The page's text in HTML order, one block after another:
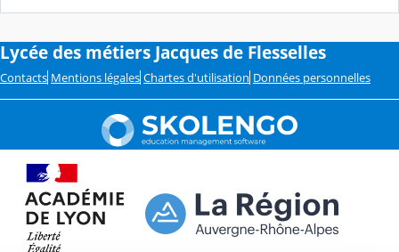
Lycée des métiers Jacques de Flesselles
Contacts Mentions légales Chartes d'utilisation Données personnelles